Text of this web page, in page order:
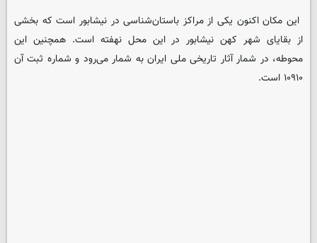
این مکان اکنون یکی از مراکز باستان‌شناسی در نیشابور است که بخشی
از بقایای شهر کهن نیشابور در این محل نهفته است. همچنین این
محوطه، در شمار آثار تاریخی ملی ایران به شمار می‌رود و شماره ثبت آن
۱۰۹۱۰ است.